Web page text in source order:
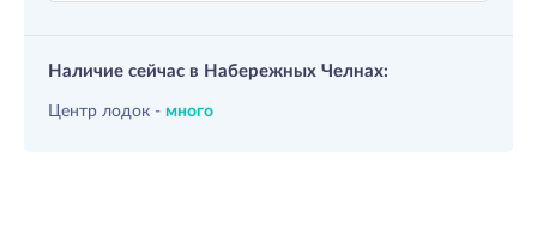
Наличие сейчас в Набережных Челнах:
Центр лодок - много